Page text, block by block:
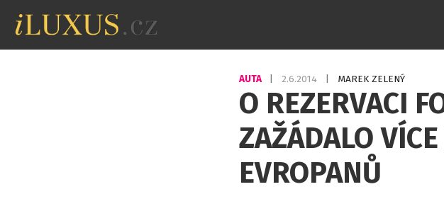
AUTA 2.6.2014 MAREK ZELENÝ
O REZERVACI
ZAŽÁDALO
EVROPANŮ